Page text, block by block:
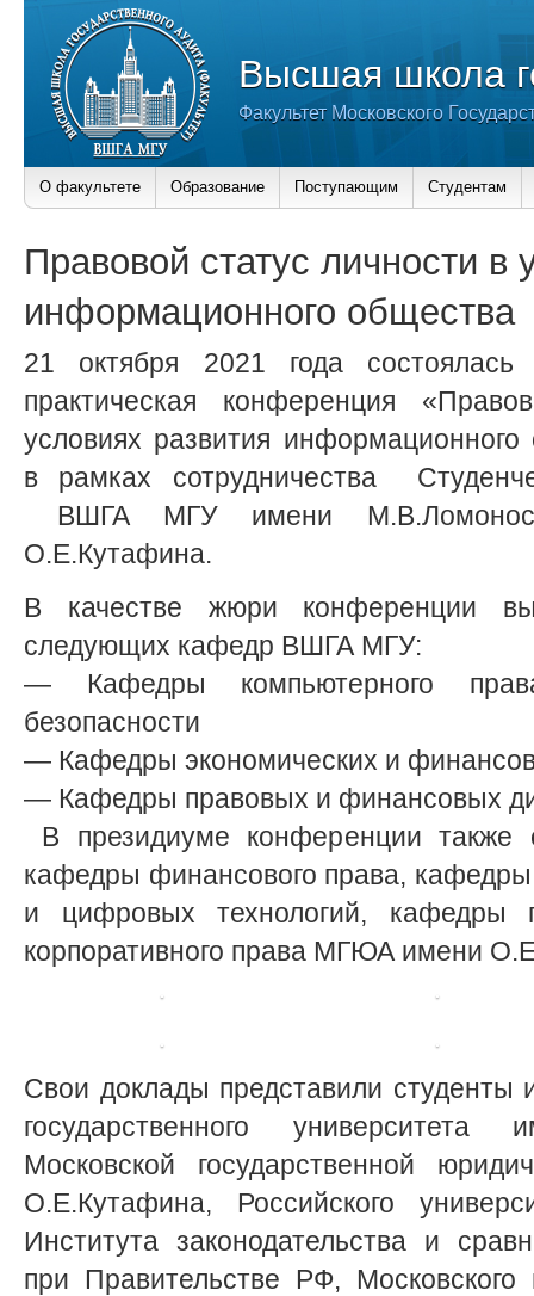
Высшая школа
Факультет Московского
О факультете Образование Поступающим Студентам
Правовой статус личности в
информационного общества
21 октября 2021 года состоялась
практическая конференция
условиях развития
в рамках сотрудничества
ВШГА МГУ имени
О.Е.Кутафина.
В качестве жюри конференции
следующих кафедр ВШГА МГУ:
— Кафедры компьютерного
безопасности
— Кафедры экономических и
— Кафедры правовых и финансовых
В президиуме конференции также
кафедры финансового права,
и цифровых технологий, кафедры
корпоративного права МГЮА имени
Свои доклады представили студенты
государственного университета
Московской государственной
О.Е.Кутафина, Российского
Института законодательства и
при Правительстве РФ, Московского